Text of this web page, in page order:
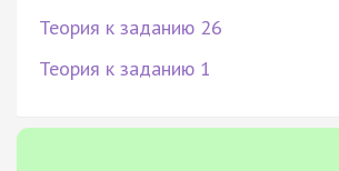
Теория к заданию 26
Теория к заданию 1